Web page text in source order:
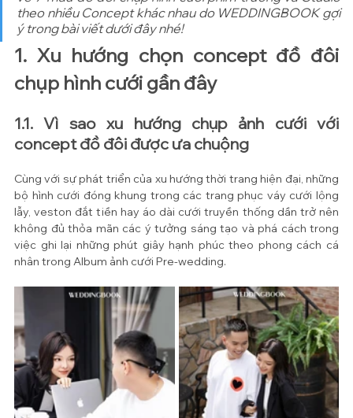
theo nhiều Concept khác nhau do WEDDINGBOOK gợi
ý trong bài viết dưới đây nhé!
1. Xu hướng chọn concept đồ đôi
chụp hình cưới gần đây
1.1. Vì sao xu hướng chụp ảnh cưới với
concept đồ đôi được ưa chuộng
Cùng với sự phát triển của xu hướng thời trang hiện đại, những
bộ hình cưới đóng khung trong các trang phục váy cưới lộng
lẫy, veston đắt tiền hay áo dài cưới truyền thống dần trở nên
không đủ thỏa mãn các ý tưởng sáng tạo và phá cách trong
việc ghi lại những phút giây hạnh phúc theo phong cách cá
nhân trong Album ảnh cưới Pre-wedding.